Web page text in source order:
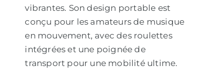
vibrantes. Son design portable est
conçu pour les amateurs de musique
en mouvement, avec des roulettes
intégrées et une poignée de
transport pour une mobilité ultime.